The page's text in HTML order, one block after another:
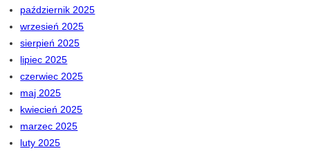
październik 2025
wrzesień 2025
sierpień 2025
lipiec 2025
czerwiec 2025
maj 2025
kwiecień 2025
marzec 2025
luty 2025